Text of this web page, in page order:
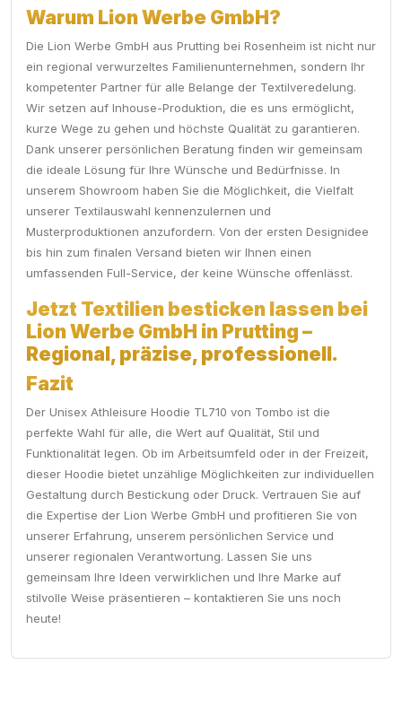
Warum Lion Werbe GmbH?
Die Lion Werbe GmbH aus Prutting bei Rosenheim ist nicht nur
ein regional verwurzeltes Familienunternehmen, sondern Ihr
kompetenter Partner für alle Belange der Textilveredelung.
Wir setzen auf Inhouse-Produktion, die es uns ermöglicht,
kurze Wege zu gehen und höchste Qualität zu garantieren.
Dank unserer persönlichen Beratung finden wir gemeinsam
die ideale Lösung für Ihre Wünsche und Bedürfnisse. In
unserem Showroom haben Sie die Möglichkeit, die Vielfalt
unserer Textilauswahl kennenzulernen und
Musterproduktionen anzufordern. Von der ersten Designidee
bis hin zum finalen Versand bieten wir Ihnen einen
umfassenden Full-Service, der keine Wünsche offenlässt.
Jetzt Textilien besticken lassen bei
Lion Werbe GmbH in Prutting –
Regional, präzise, professionell.
Fazit
Der Unisex Athleisure Hoodie TL710 von Tombo ist die
perfekte Wahl für alle, die Wert auf Qualität, Stil und
Funktionalität legen. Ob im Arbeitsumfeld oder in der Freizeit,
dieser Hoodie bietet unzählige Möglichkeiten zur individuellen
Gestaltung durch Bestickung oder Druck. Vertrauen Sie auf
die Expertise der Lion Werbe GmbH und profitieren Sie von
unserer Erfahrung, unserem persönlichen Service und
unserer regionalen Verantwortung. Lassen Sie uns
gemeinsam Ihre Ideen verwirklichen und Ihre Marke auf
stilvolle Weise präsentieren – kontaktieren Sie uns noch
heute!